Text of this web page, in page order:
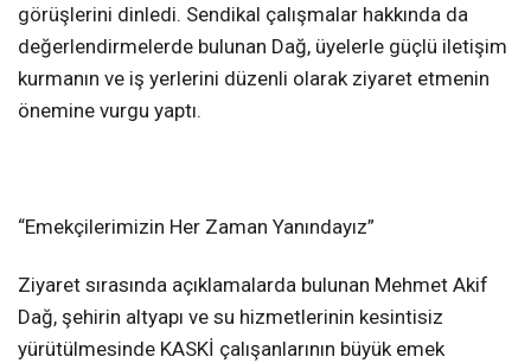
görüşlerini dinledi. Sendikal çalışmalar hakkında da
değerlendirmelerde bulunan Dağ, üyelerle güçlü iletişim
kurmanın ve iş yerlerini düzenli olarak ziyaret etmenin
önemine vurgu yaptı.
“Emekçilerimizin Her Zaman Yanındayız”
Ziyaret sırasında açıklamalarda bulunan Mehmet Akif
Dağ, şehirin altyapı ve su hizmetlerinin kesintisiz
yürütülmesinde KASKİ çalışanlarının büyük emek